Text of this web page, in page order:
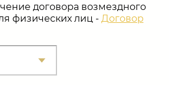
договора возмездного
физических лиц - Договор